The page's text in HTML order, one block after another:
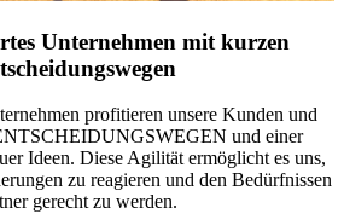
Unternehmen mit kurzen
profitieren unsere Kunden und
und einer
Ideen. Diese Agilität ermöglicht es uns,
zu reagieren und den Bedürfnissen
gerecht zu werden.